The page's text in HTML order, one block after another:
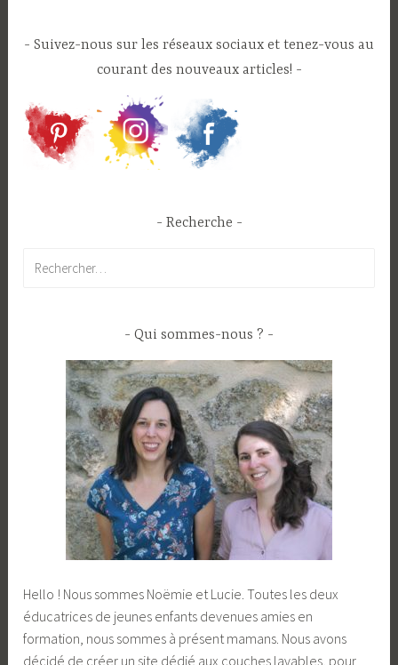
Suivez-nous sur les réseaux sociaux et tenez-vous au
courant des nouveaux articles!
Recherche
Qui sommes-nous ?
Hello ! Nous sommes Noëmie et Lucie. Toutes les deux
éducatrices de jeunes enfants devenues amies en
formation, nous sommes à présent mamans. Nous avons
décidé de créer un site dédié aux couches lavables, pour